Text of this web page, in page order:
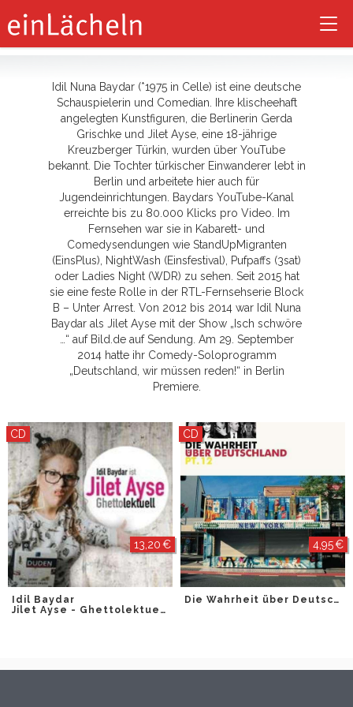
Baydar
Idil Nuna Baydar (*1975 in Celle) ist eine deutsche
Schauspielerin und Comedian. Ihre klischeehaft
angelegten Kunstfiguren, die Berlinerin Gerda
Grischke und Jilet Ayse, eine 18-jährige
Kreuzberger Türkin, wurden über YouTube
bekannt. Die Tochter türkischer Einwanderer lebt in
Berlin und arbeitete hier auch für
Jugendeinrichtungen. Baydars YouTube-Kanal
erreichte bis zu 80.000 Klicks pro Video. Im
Fernsehen war sie in Kabarett- und
Comedysendungen wie StandUpMigranten
(EinsPlus), NightWash (Einsfestival), Pufpaffs (3sat)
oder Ladies Night (WDR) zu sehen. Seit 2015 hat
sie eine feste Rolle in der RTL-Fernsehserie Block
B – Unter Arrest. Von 2012 bis 2014 war Idil Nuna
Baydar als Jilet Ayse mit der Show „Isch schwöre
…“ auf Bild.de auf Sendung. Am 29. September
2014 hatte ihr Comedy-Soloprogramm
„Deutschland, wir müssen reden!“ in Berlin
Premiere.
CD
13,20 €
Idil Baydar
Jilet Ayse - Ghettolektuell
CD
4,95 €
Die Wahrheit über Deutschland Pt.12